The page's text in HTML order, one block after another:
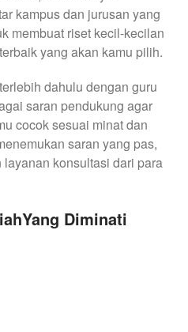
kampus dan jurusan yang
membuat riset kecil-kecilan
yang akan kamu pilih.
dahulu dengan guru
saran pendukung agar
cocok sesuai minat dan
saran yang pas,
konsultasi dari para
Diminati